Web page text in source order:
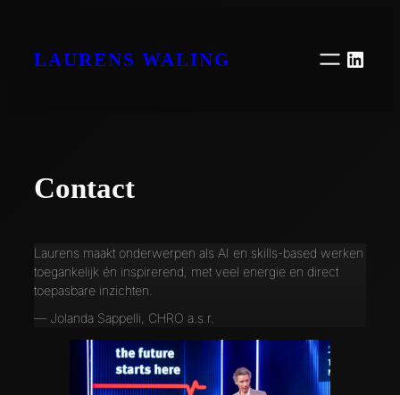
LAURENS WALING
Contact
Laurens maakt onderwerpen als AI en skills-based werken
toegankelijk én inspirerend, met veel energie en direct
toepasbare inzichten.
— Jolanda Sappelli, CHRO a.s.r.